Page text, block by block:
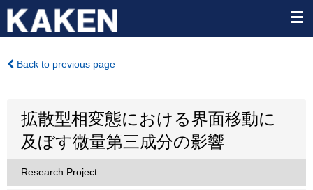
Back to previous page
拡散型相変態における界面移動に
及ぼす微量第三成分の影響
Research Project